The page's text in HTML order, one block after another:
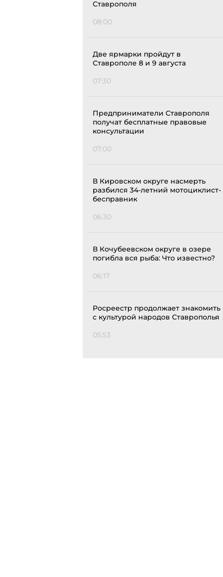
Ставрополя
08:00
Две ярмарки пройдут в
Ставрополе 8 и 9 августа
07:30
Предприниматели Ставрополя
получат бесплатные правовые
консультации
07:00
В Кировском округе насмерть
разбился 34-летний мотоциклист-
бесправник
06:30
В Кочубеевском округе в озере
погибла вся рыба: Что известно?
06:17
Росреестр продолжает знакомить
с культурой народов Ставрополья
05:53